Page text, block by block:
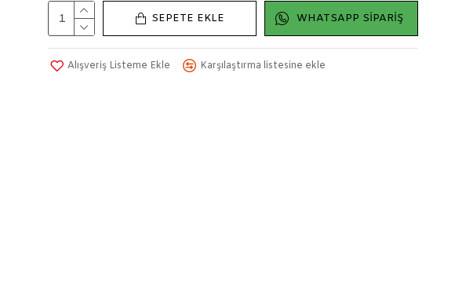
SEPETE EKLE WHATSAPP SIPARIŞ
Alışveriş Listeme Ekle Karşılaştırma listesine ekle